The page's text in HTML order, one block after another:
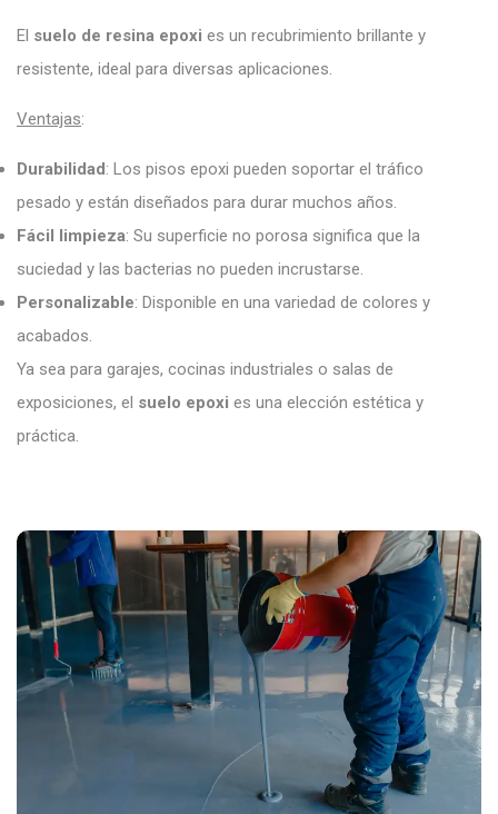
El suelo de resina epoxi es un recubrimiento brillante y
resistente, ideal para diversas aplicaciones.
Ventajas:
Durabilidad: Los pisos epoxi pueden soportar el tráfico
pesado y están diseñados para durar muchos años.
Fácil limpieza: Su superficie no porosa significa que la
suciedad y las bacterias no pueden incrustarse.
Personalizable: Disponible en una variedad de colores y
acabados.
Ya sea para garajes, cocinas industriales o salas de
exposiciones, el suelo epoxi es una elección estética y
práctica.